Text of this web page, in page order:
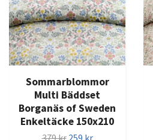
Sommarblommor
Multi Bäddset
Borganäs of Sweden
Enkeltäcke 150x210
379 kr 259 kr